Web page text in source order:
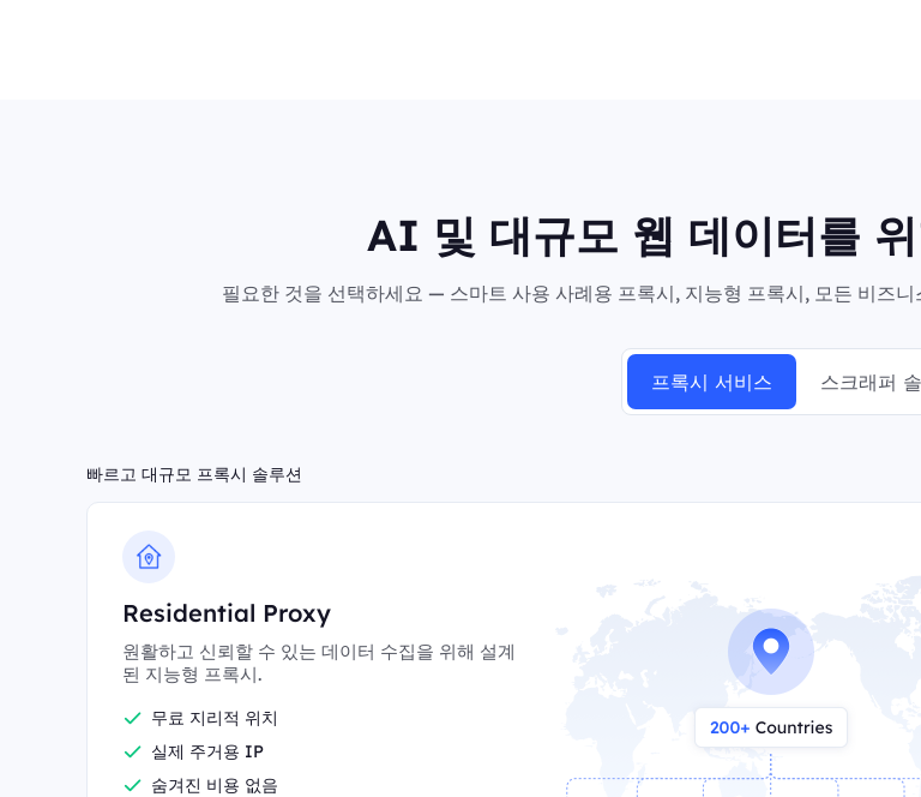
AI 및 대규모 웹 데이터를
필요한 것을 선택하세요 — 스마트 사용 사례용 프록시, 지능형 프록시, 모든 비즈
프록시 서비스 스크래퍼
빠르고 대규모 프록시 솔루션
Residential Proxy
원활하고 신뢰할 수 있는 데이터 수집을 위해 설계
된 지능형 프록시.
무료 지리적 위치
실제 주거용 IP
숨겨진 비용 없음